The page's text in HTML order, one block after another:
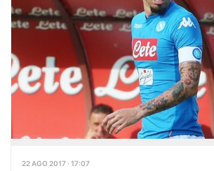
22 AGO 2017 · 17:07